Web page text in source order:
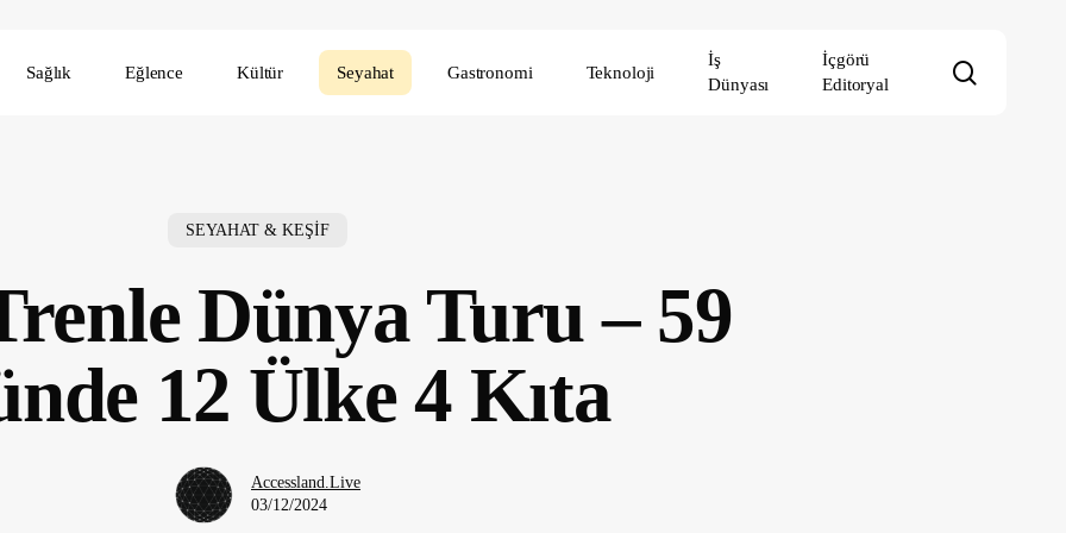
Sağlık Eğlence Kültür Seyahat Gastronomi Teknoloji
İş
Dünyası
İçgörü
Editoryal
SEYAHAT & KEŞİF
Dünya Turu – 59
12 Ülke 4 Kıta
Accessland.Live
03/12/2024